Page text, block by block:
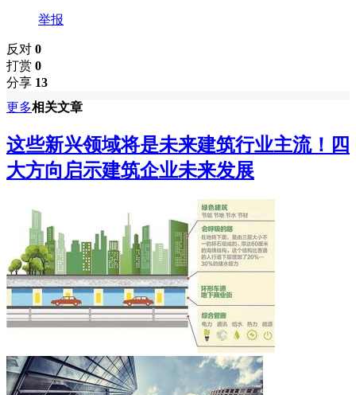
举报
反对 0
打赏 0
分享 13
更多相关文章
这些新兴领域将是未来建筑行业主流！四
大方向启示建筑企业未来发展